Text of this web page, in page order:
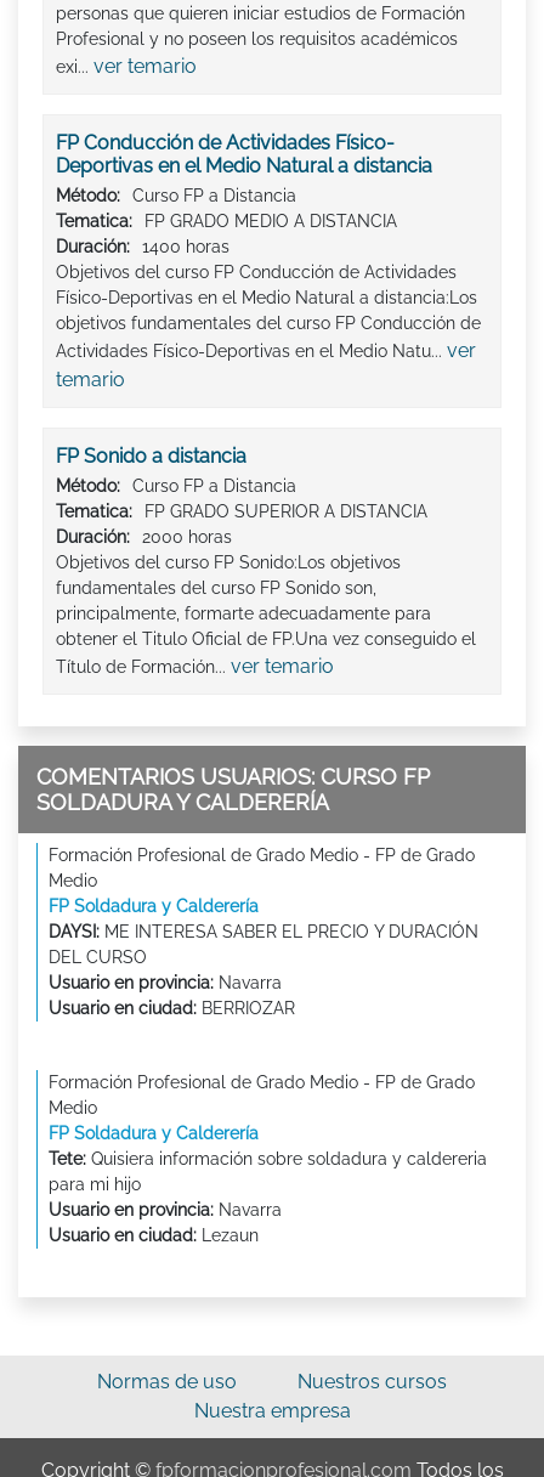
personas que quieren iniciar estudios de Formación
Profesional y no poseen los requisitos académicos
exi... ver temario
FP Conducción de Actividades Físico-
Deportivas en el Medio Natural a distancia
Método:
Curso FP a Distancia
Tematica:
FP GRADO MEDIO A DISTANCIA
Duración:
1400 horas
Objetivos del curso FP Conducción de Actividades
Físico-Deportivas en el Medio Natural a distancia:Los
objetivos fundamentales del curso FP Conducción de
Actividades Físico-Deportivas en el Medio Natu... ver
temario
FP Sonido a distancia
Método:
Curso FP a Distancia
Tematica:
FP GRADO SUPERIOR A DISTANCIA
Duración:
2000 horas
Objetivos del curso FP Sonido:Los objetivos
fundamentales del curso FP Sonido son,
principalmente, formarte adecuadamente para
obtener el Titulo Oficial de FP.Una vez conseguido el
Título de Formación... ver temario
COMENTARIOS USUARIOS: CURSO FP
SOLDADURA Y CALDERERÍA
Formación Profesional de Grado Medio - FP de Grado
Medio
FP Soldadura y Calderería
DAYSI: ME INTERESA SABER EL PRECIO Y DURACIÓN
DEL CURSO
Usuario en provincia: Navarra
Usuario en ciudad: BERRIOZAR
Formación Profesional de Grado Medio - FP de Grado
Medio
FP Soldadura y Calderería
Tete: Quisiera información sobre soldadura y caldereria
para mi hijo
Usuario en provincia: Navarra
Usuario en ciudad: Lezaun
Normas de uso
Nuestros cursos
Nuestra empresa
Copyright © fpformacionprofesional.com Todos los